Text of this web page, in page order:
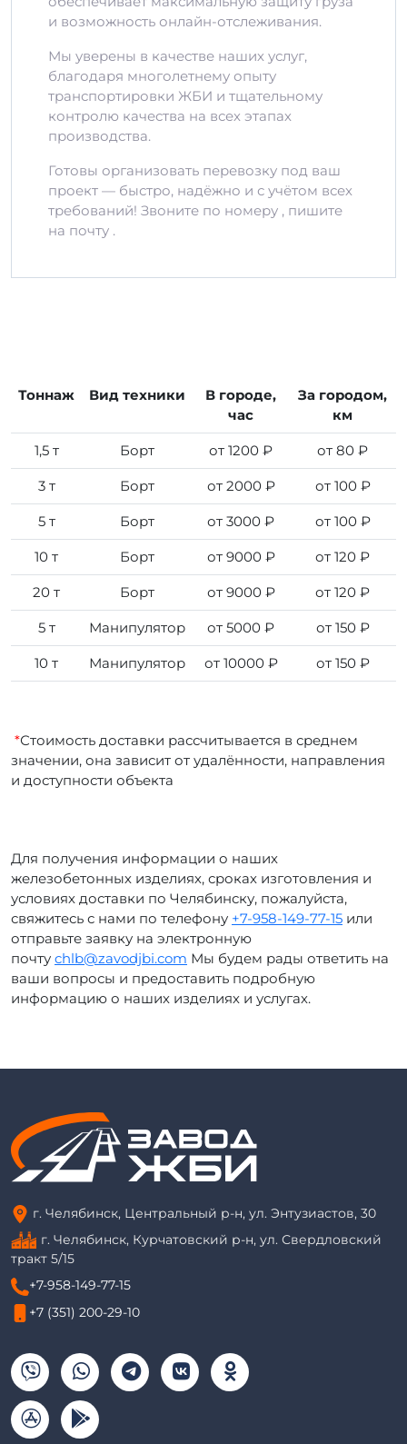
и возможность онлайн-отслеживания.
Мы уверены в качестве наших услуг,
благодаря многолетнему опыту
транспортировки ЖБИ и тщательному
контролю качества на всех этапах
производства.
Готовы организовать перевозку под ваш
проект — быстро, надёжно и с учётом всех
требований! Звоните по номеру , пишите
на почту .
Тоннаж Вид техники
В городе,
час
За городом,
км
1,5 т Борт от 1200 ₽ от 80 ₽
3 т Борт от 2000 ₽ от 100 ₽
5 т Борт от 3000 ₽ от 100 ₽
10 т Борт от 9000 ₽ от 120 ₽
20 т Борт от 9000 ₽ от 120 ₽
5 т Манипулятор от 5000 ₽ от 150 ₽
10 т Манипулятор от 10000 ₽ от 150 ₽
*Стоимость доставки рассчитывается в среднем
значении, она зависит от удалённости, направления
и доступности объекта
Для получения информации о наших
железобетонных изделиях, сроках изготовления и
условиях доставки по Челябинску, пожалуйста,
свяжитесь с нами по телефону +7-958-149-77-15 или
отправьте заявку на электронную
почту chlb@zavodjbi.com Мы будем рады ответить на
ваши вопросы и предоставить подробную
информацию о наших изделиях и услугах.
г. Челябинск, Центральный р-н, ул. Энтузиастов, 30
г. Челябинск, Курчатовский р-н, ул. Свердловский
тракт 5/15
+7-958-149-77-15
+7 (351) 200-29-10